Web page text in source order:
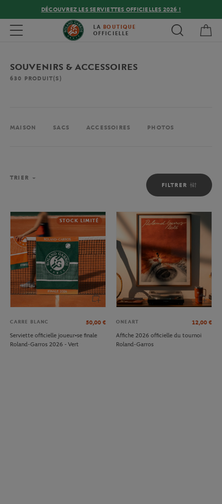
DÉCOUVREZ LES SERVIETTES OFFICIELLES 2026 !
Toggle navigation LA BOUTIQUE
OFFICIELLE
SOUVENIRS & ACCESSOIRES
630 PRODUIT(S)
MAISON SACS ACCESSOIRES PHOTOS
FILTRER
TRIER
STOCK LIMITÉ
CARRE BLANC 50,00 €
Serviette officielle joueur•se finale
Roland-Garros 2026 - Vert
ONEART 12,00 €
Affiche 2026 officielle du tournoi
Roland-Garros